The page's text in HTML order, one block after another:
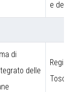
e
di
delle